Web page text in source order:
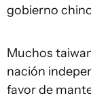
gobierno
Muchos
nación
favor de